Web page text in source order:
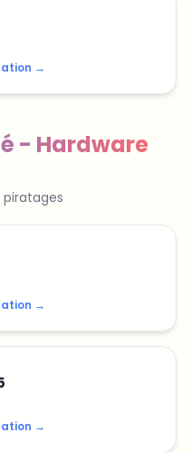
→
- Hardware
→
→